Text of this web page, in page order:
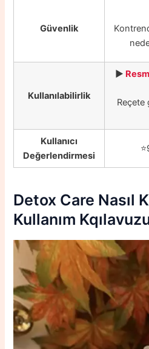
Güvenlik
Kullanılabilirlik
▶️
Reçete
Kullanıcı
Değerlendirmesi
Detox Care Nasıl
Kullanım